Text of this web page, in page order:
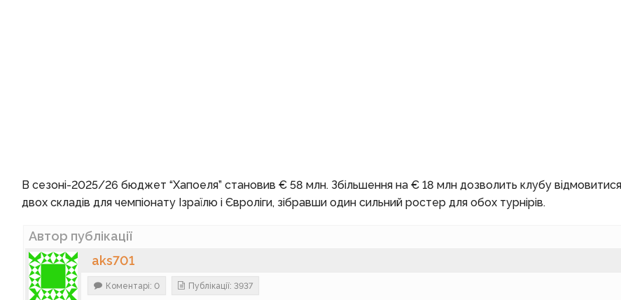
В сезоні-2025/26 бюджет “Хапоеля” становив € 58 млн. Збільшення на € 18 млн дозволить клубу відмовитися
двох складів для чемпіонату Ізраїлю і Євроліги, зібравши один сильний ростер для обох турнірів.
Автор публікації
aks701
Коментарі: 0 Публікації: 3937